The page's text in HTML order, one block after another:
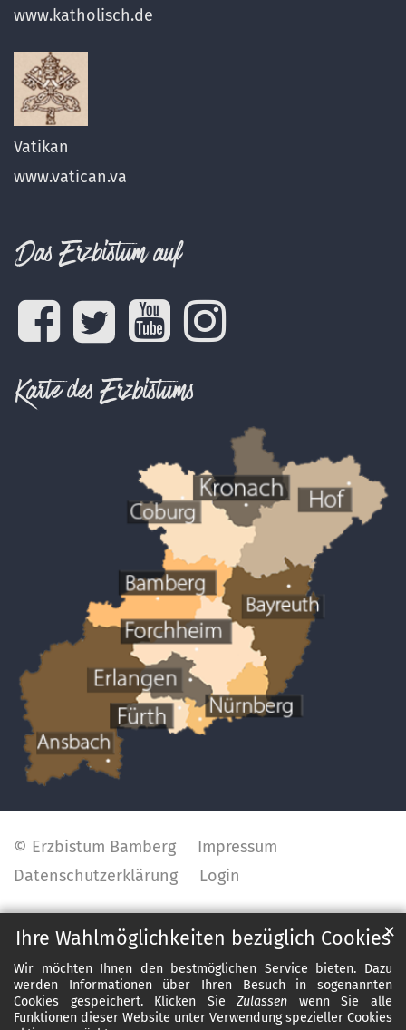
Ihre Wahlmöglichkeiten bezüglich Cookies
Wir möchten Ihnen den bestmöglichen Service bieten. Dazu
werden Informationen über Ihren Besuch in sogenannten
Cookies gespeichert. Klicken SieZulassen wenn Sie alle
Funktionen dieser Website unter Verwendung spezieller Cookies
✕
www.katholisch.de
Vatikan
www.vatican.va
Das Erzbistum auf
Karte des Erzbistums
© Erzbistum Bamberg
Impressum
Datenschutzerklärung
Login